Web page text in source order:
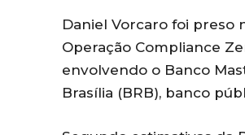
Daniel Vorcaro foi preso
Operação Compliance
envolvendo o Banco
Brasília (BRB), banco